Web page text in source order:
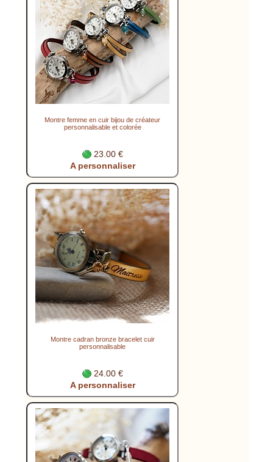
Montre femme en cuir bijou de créateur
personnalisable et colorée
23.00 €
A personnaliser
Montre cadran bronze bracelet cuir
personnalisable
24.00 €
A personnaliser